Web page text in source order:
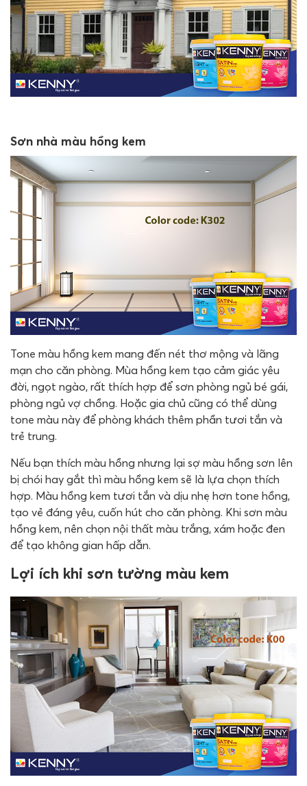
Sơn nhà màu hồng kem
Tone màu hồng kem mang đến nét thơ mộng và lãng
mạn cho căn phòng. Mùa hồng kem tạo cảm giác yêu
đời, ngọt ngào, rất thích hợp để sơn phòng ngủ bé gái,
phòng ngủ vợ chồng. Hoặc gia chủ cũng có thể dùng
tone màu này để phòng khách thêm phần tươi tắn và
trẻ trung.
Nếu bạn thích màu hồng nhưng lại sợ màu hồng sơn lên
bị chói hay gắt thì màu hồng kem sẽ là lựa chọn thích
hợp. Màu hồng kem tươi tắn và dịu nhẹ hơn tone hồng,
tạo vẻ đáng yêu, cuốn hút cho căn phòng. Khi sơn màu
hồng kem, nên chọn nội thất màu trắng, xám hoặc đen
để tạo không gian hấp dẫn.
Lợi ích khi sơn tường màu kem